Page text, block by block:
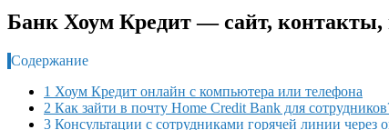
Банк Хоум Кредит — сайт, контакты,
Содержание
1 Хоум Кредит онлайн с компьютера или телефона
2 Как зайти в почту Home Credit Bank для
3 Консультации с сотрудниками горячей линии через